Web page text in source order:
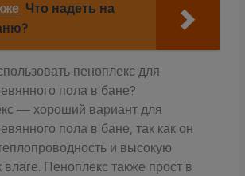
Что надеть на
пеноплекс для
пола в бане?
— хороший вариант для
пола в бане, так как он
и высокую
влаге. Пеноплекс также прост в